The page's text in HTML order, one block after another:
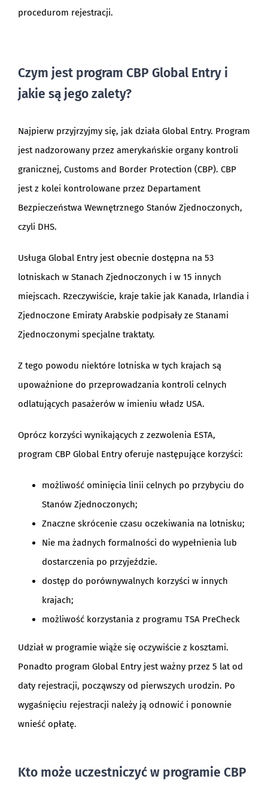
procedurom rejestracji.
Czym jest program CBP Global Entry i
jakie są jego zalety?
Najpierw przyjrzyjmy się, jak działa Global Entry. Program
jest nadzorowany przez amerykańskie organy kontroli
granicznej, Customs and Border Protection (CBP). CBP
jest z kolei kontrolowane przez Departament
Bezpieczeństwa Wewnętrznego Stanów Zjednoczonych,
czyli DHS.
Usługa Global Entry jest obecnie dostępna na 53
lotniskach w Stanach Zjednoczonych i w 15 innych
miejscach. Rzeczywiście, kraje takie jak Kanada, Irlandia i
Zjednoczone Emiraty Arabskie podpisały ze Stanami
Zjednoczonymi specjalne traktaty.
Z tego powodu niektóre lotniska w tych krajach są
upoważnione do przeprowadzania kontroli celnych
odlatujących pasażerów w imieniu władz USA.
Oprócz korzyści wynikających z zezwolenia ESTA,
program CBP Global Entry oferuje następujące korzyści:
możliwość ominięcia linii celnych po przybyciu do
Stanów Zjednoczonych;
Znaczne skrócenie czasu oczekiwania na lotnisku;
Nie ma żadnych formalności do wypełnienia lub
dostarczenia po przyjeździe.
dostęp do porównywalnych korzyści w innych
krajach;
możliwość korzystania z programu TSA PreCheck
Udział w programie wiąże się oczywiście z kosztami.
Ponadto program Global Entry jest ważny przez 5 lat od
daty rejestracji, począwszy od pierwszych urodzin. Po
wygaśnięciu rejestracji należy ją odnowić i ponownie
wnieść opłatę.
Kto może uczestniczyć w programie CBP